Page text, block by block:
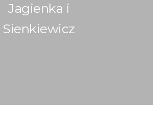
Jagienka i
Sienkiewicz